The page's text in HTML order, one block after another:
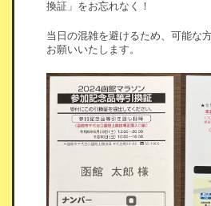
換証」をお忘れなく！
当日の混雑を避けるため、可能な
お願いいたします。